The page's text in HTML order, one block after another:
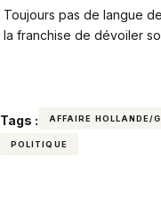
Toujours pas de langue
la franchise de dévoiler
Tags : AFFAIRE HOLLANDE/
POLITIQUE